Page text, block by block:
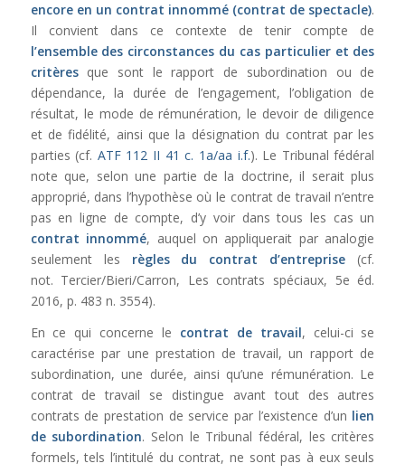
encore en un contrat innommé (contrat de spectacle).
Il convient dans ce contexte de tenir compte de
l’ensemble des circonstances du cas particulier et des
critèresque sont le rapport de subordination ou de
dépendance, la durée de l’engagement, l’obligation de
résultat, le mode de rémunération, le devoir de diligence
et de fidélité, ainsi que la désignation du contrat par les
parties (cf. ATF 112 II 41 c. 1a/aa i.f.). Le Tribunal fédéral
note que, selon une partie de la doctrine, il serait plus
approprié, dans l’hypothèse où le contrat de travail n’entre
pas en ligne de compte, d’y voir dans tous les cas un
contrat innommé, auquel on appliquerait par analogie
seulement les règles du contrat d’entreprise (cf.
not. Tercier/Bieri/Carron, Les contrats spéciaux, 5e éd.
2016, p. 483 n. 3554).
En ce qui concerne le contrat de travail, celui-ci se
caractérise par une prestation de travail, un rapport de
subordination, une durée, ainsi qu’une rémunération. Le
contrat de travail se distingue avant tout des autres
contrats de prestation de service par l’existence d’un lien
de subordination. Selon le Tribunal fédéral, les critères
formels, tels l’intitulé du contrat, ne sont pas à eux seuls